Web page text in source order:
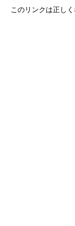
このリンクは正し